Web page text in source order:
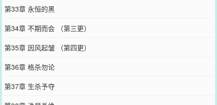
第33章 永恒的黑
第34章 不期而会 （第三更）
第35章 因风起皱 （第四更）
第36章 格杀勿论
第37章 生杀予夺